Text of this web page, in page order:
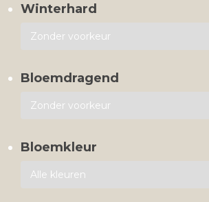
Winterhard
Bloemdragend
Bloemkleur